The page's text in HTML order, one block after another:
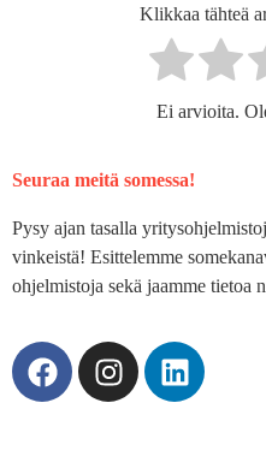
Klikkaa tähteä
Ei arvioita.
Seuraa meitä somessa!
Pysy ajan tasalla
vinkeistä! Esittelemme
ohjelmistoja sekä jaamme tietoa